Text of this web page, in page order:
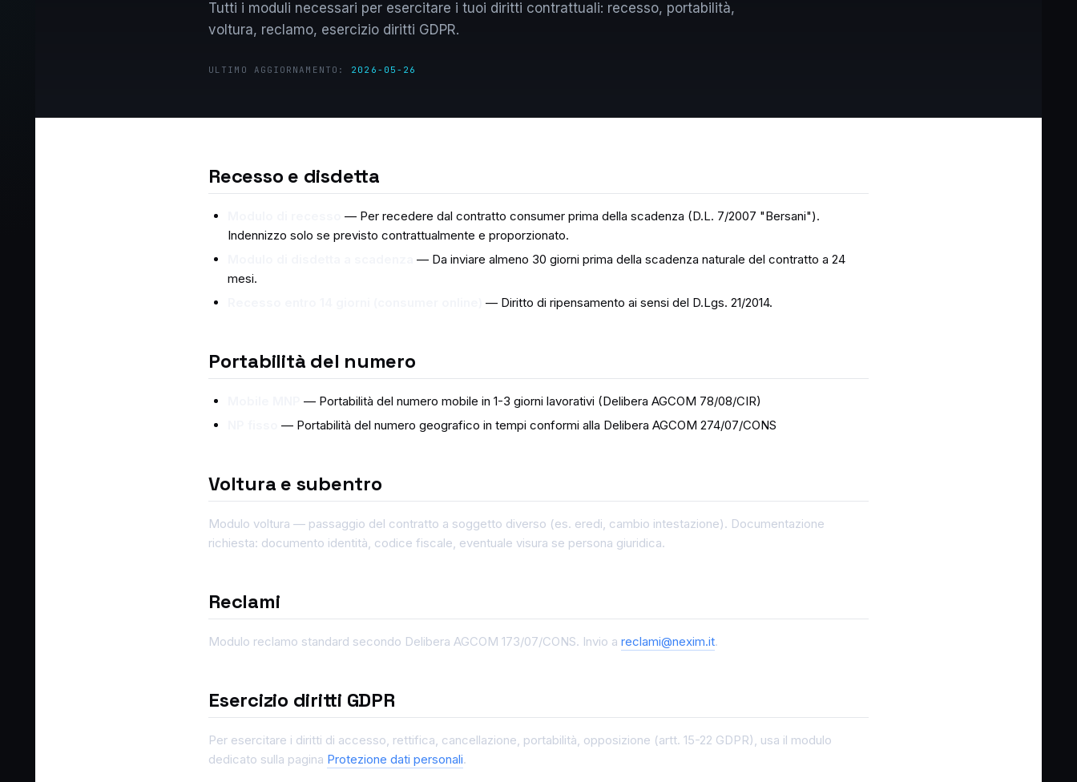
Tutti i moduli necessari per esercitare i tuoi diritti contrattuali: recesso, portabilità,
voltura, reclamo, esercizio diritti GDPR.
ULTIMO AGGIORNAMENTO: 2026-05-26
Recesso e disdetta
— Per recedere dal contratto consumer prima della scadenza (D.L. 7/2007 "Bersani").
Indennizzo solo se previsto contrattualmente e proporzionato.
— Da inviare almeno 30 giorni prima della scadenza naturale del contratto a 24
mesi.
— Diritto di ripensamento ai sensi del D.Lgs. 21/2014.
Portabilità del numero
— Portabilità del numero mobile in 1-3 giorni lavorativi (Delibera AGCOM 78/08/CIR)
— Portabilità del numero geografico in tempi conformi alla Delibera AGCOM 274/07/CONS
Voltura e subentro
Modulo voltura — passaggio del contratto a soggetto diverso (es. eredi, cambio intestazione). Documentazione
richiesta: documento identità, codice fiscale, eventuale visura se persona giuridica.
Reclami
Modulo reclamo standard secondo Delibera AGCOM 173/07/CONS. Invio a reclami@nexim.it.
Esercizio diritti GDPR
Per esercitare i diritti di accesso, rettifica, cancellazione, portabilità, opposizione (artt. 15-22 GDPR), usa il modulo
dedicato sulla pagina Protezione dati personali.